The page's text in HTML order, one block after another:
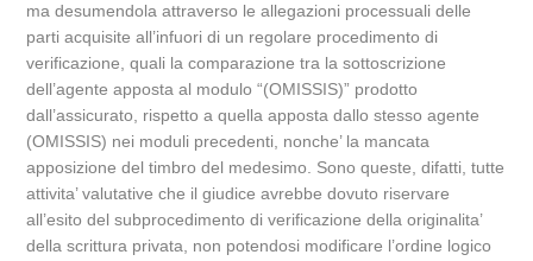
ma desumendola attraverso le allegazioni processuali delle
parti acquisite all’infuori di un regolare procedimento di
verificazione, quali la comparazione tra la sottoscrizione
dell’agente apposta al modulo “(OMISSIS)” prodotto
dall’assicurato, rispetto a quella apposta dallo stesso agente
(OMISSIS) nei moduli precedenti, nonche’ la mancata
apposizione del timbro del medesimo. Sono queste, difatti, tutte
attivita’ valutative che il giudice avrebbe dovuto riservare
all’esito del subprocedimento di verificazione della originalita’
della scrittura privata, non potendosi modificare l’ordine logico